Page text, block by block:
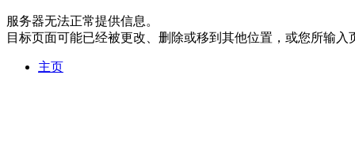
服务器无法正常提供信息。
目标页面可能已经被更改、删除或移到其他位置，或您所输入
主页